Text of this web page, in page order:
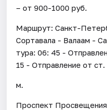
– от 900-1000 руб.
Маршрут: Санкт-
Сортавала - Валаам -
тура: 06: 45 -
15 - Отправление от ст.
м.
Проспект